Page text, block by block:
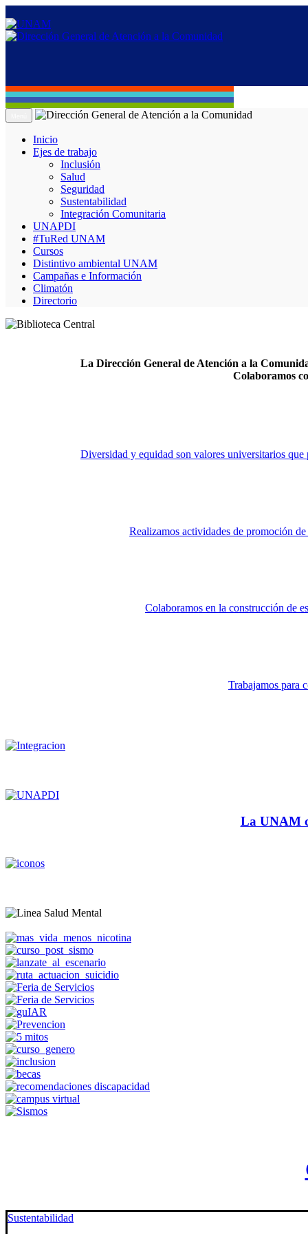
Inicio
Ejes de trabajo
Inclusión
Salud
Seguridad
Sustentabilidad
Integración Comunitaria
UNAPDI
#TuRed UNAM
Cursos
Distintivo ambiental UNAM
Campañas e Información
Climatón
Directorio
La Dirección General de Atención a la
Colaboramos
Diversidad y equidad son valores universitarios que
Realizamos actividades de promoción
Colaboramos en la construcción de
Trabajamos para
La UNAM
Sustentabilidad